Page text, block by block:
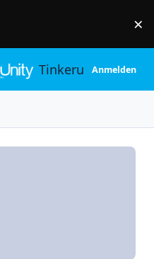
×
TinkerunityAnmelden